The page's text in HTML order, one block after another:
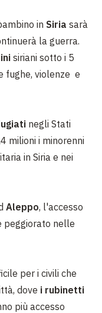
in Siria sarà
la guerra.
siriani sotto i 5
fughe, violenze e
negli Stati
milioni i minorenni
in Siria e nei
Aleppo, l'accesso
peggiorato nelle
per i civili che
dove i rubinetti
più accesso